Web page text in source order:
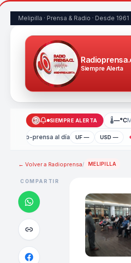
Melipilla · Prensa & Radio · Desde 1961
Siempre Alerta
SIEMPRE ALERTA 🌡—°C
Radio-prensa al día UF — USD —
← Volver a Radioprensa/ MELIPILLA
COMPARTIR